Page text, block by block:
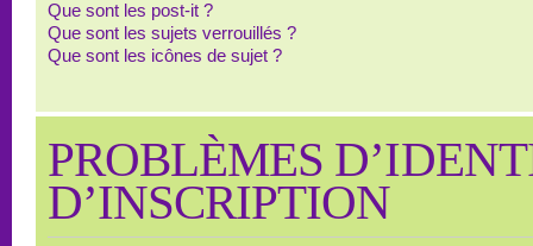
Que sont les post-it ?
Que sont les sujets verrouillés ?
Que sont les icônes de sujet ?
PROBLÈMES
D’INSCRIPTION